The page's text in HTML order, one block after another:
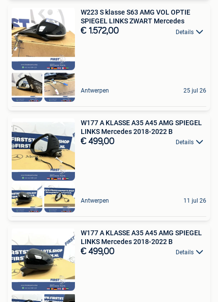
W223 S klasse S63 AMG VOL OPTIE
SPIEGEL LINKS ZWART Mercedes
€ 1.572,00 Details
Antwerpen 25 jul 26
W177 A KLASSE A35 A45 AMG SPIEGEL
LINKS Mercedes 2018-2022 B
€ 499,00 Details
Antwerpen 11 jul 26
W177 A KLASSE A35 A45 AMG SPIEGEL
LINKS Mercedes 2018-2022 B
€ 499,00 Details